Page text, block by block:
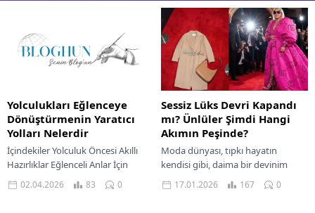
Yolculukları Eğlenceye
Dönüştürmenin Yaratıcı
Yolları Nelerdir
İçindekiler Yolculuk Öncesi Akıllı
Hazırlıklar Eğlenceli Anlar İçin
Yolculuk Aktiviteleri Etkileşimli
Oyunlarla Yolculuklara Neşe Katın
02.04.2026 83 0
Sessiz Lüks Devri Kapandı
mı? Ünlüler Şimdi Hangi
Akımın Peşinde?
Moda dünyası, tıpkı hayatın
kendisi gibi, daima bir devinim
içinde. Dün fısıltılarla konuşulan,
neredeyse görünmez olmayı şıklık
17.01.2026 167 0